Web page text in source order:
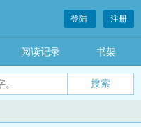
登陆 注册
阅读记录 书架